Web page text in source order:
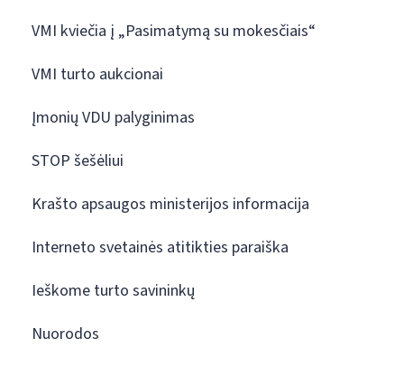
VMI kviečia į „Pasimatymą su mokesčiais“
VMI turto aukcionai
Įmonių VDU palyginimas
STOP šešėliui
Krašto apsaugos ministerijos informacija
Interneto svetainės atitikties paraiška
Ieškome turto savininkų
Nuorodos